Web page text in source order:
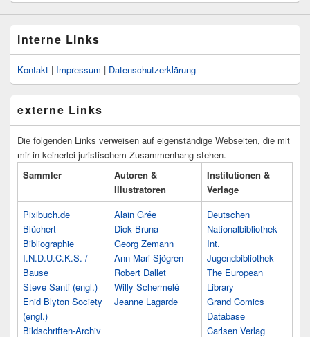
interne Links
Kontakt | Impressum | Datenschutzerklärung
externe Links
Die folgenden Links verweisen auf eigenständige Webseiten, die mit
mir in keinerlei juristischem Zusammenhang stehen.
Sammler
Autoren &
Illustratoren
Institutionen &
Verlage
Pixibuch.de
Blüchert
Bibliographie
I.N.D.U.C.K.S. /
Bause
Steve Santi (engl.)
Enid Blyton Society
(engl.)
Bildschriften-Archiv
Alain Grée
Dick Bruna
Georg Zemann
Ann Mari Sjögren
Robert Dallet
Willy Schermelé
Jeanne Lagarde
Deutschen
Nationalbibliothek
Int.
Jugendbibliothek
The European
Library
Grand Comics
Database
Carlsen Verlag